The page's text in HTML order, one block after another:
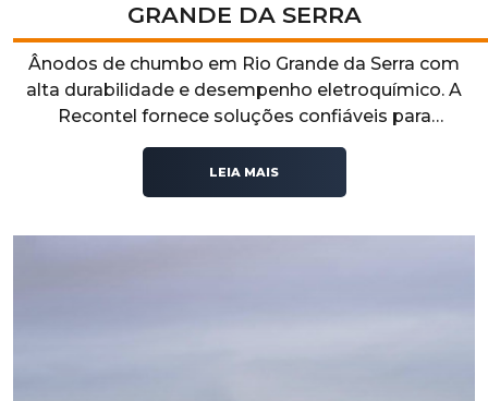
GRANDE DA SERRA
Ânodos de chumbo em Rio Grande da Serra com
alta durabilidade e desempenho eletroquímico. A
Recontel fornece soluções confiáveis para
processos industriais que exigem resistência,
eficiência e estabilidade operacional.
LEIA MAIS